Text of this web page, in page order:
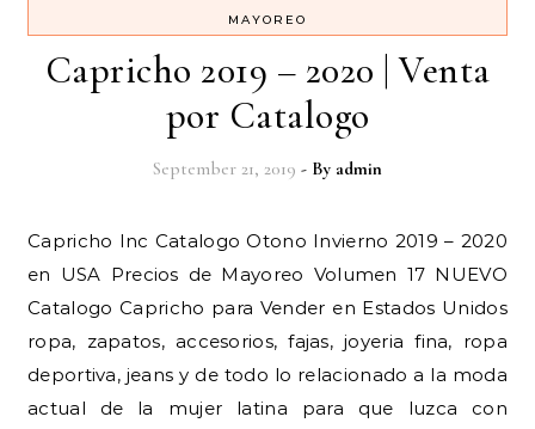
MAYOREO
Capricho 2019 – 2020 | Venta
por Catalogo
September 21, 2019 - By admin
Capricho Inc Catalogo Otono Invierno 2019 – 2020
en USA Precios de Mayoreo Volumen 17 NUEVO
Catalogo Capricho para Vender en Estados Unidos
ropa, zapatos, accesorios, fajas, joyeria fina, ropa
deportiva, jeans y de todo lo relacionado a la moda
actual de la mujer latina para que luzca con